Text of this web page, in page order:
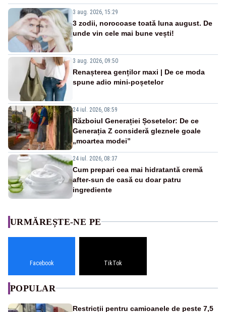
3 aug. 2026, 15:29
3 zodii, norocoase toată luna august. De
unde vin cele mai bune vești!
3 aug. 2026, 09:50
Renașterea genților maxi | De ce moda
spune adio mini-poșetelor
24 iul. 2026, 08:59
Războiul Generației Șosetelor: De ce
Generația Z consideră gleznele goale
„moartea modei”
24 iul. 2026, 08:37
Cum prepari cea mai hidratantă cremă
after-sun de casă cu doar patru
ingrediente
URMĂREȘTE-NE PE
Facebook TikTok
POPULAR
Restricții pentru camioanele de peste 7,5